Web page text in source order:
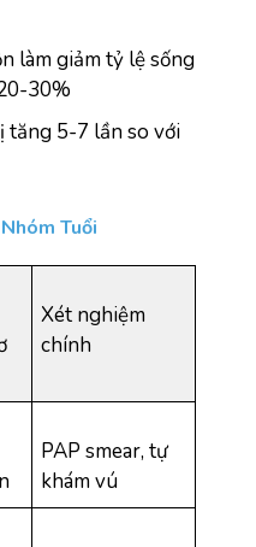
làm giảm tỷ lệ sống
30%
tăng 5-7 lần so với
Tuổi
Xét nghiệm
chính
PAP smear, tự
khám vú